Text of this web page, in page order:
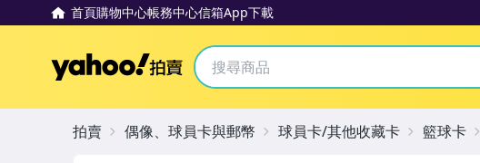
首頁購物中心帳務中心信箱App下載
Yahoo拍賣
拍賣 偶像、球員卡與郵幣 球員卡/其他收藏卡 籃球卡